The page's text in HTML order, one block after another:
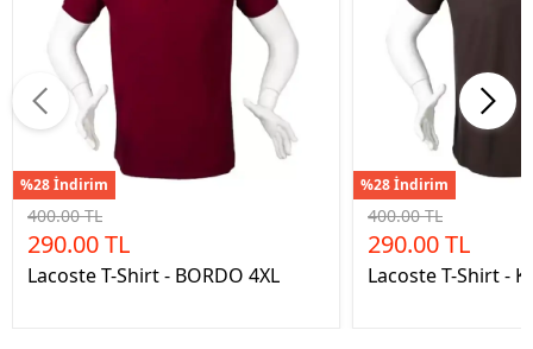
%28 İndirim
400.00 TL
290.00 TL
Lacoste T-Shirt - BORDO 4XL
%28 İndirim
400.00 TL
290.00 TL
Lacoste T-Shirt -